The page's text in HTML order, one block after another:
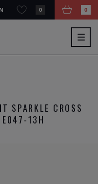
0 0
SPARKLE CROSS
E047-13H